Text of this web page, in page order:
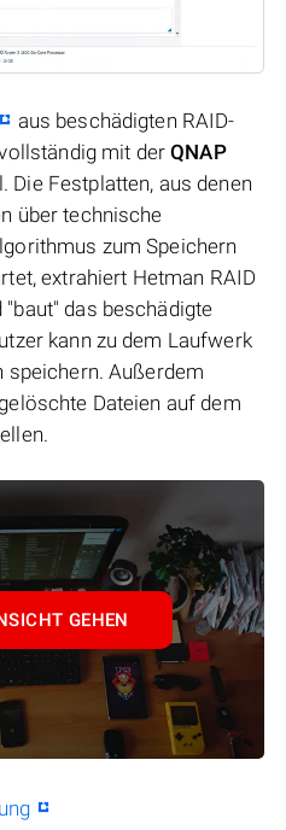
aus beschädigten RAID-
mit derQNAP
Die Festplatten, aus denen
über technische
zum Speichern
extrahiert Hetman RAID
das beschädigte
kann zu dem Laufwerk
speichern. Außerdem
Dateien auf dem
GEHEN